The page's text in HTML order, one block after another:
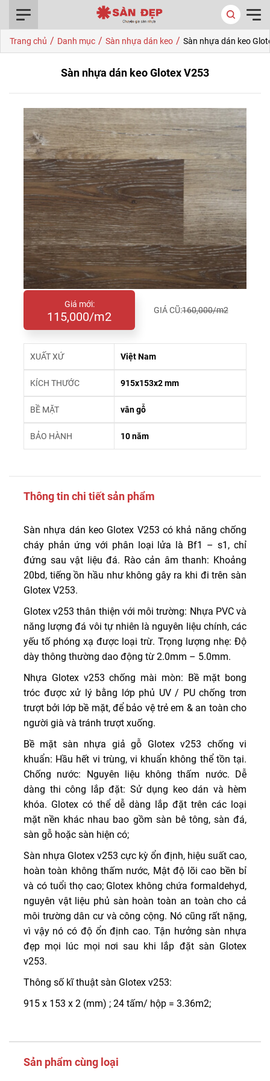
Trang chủ / Danh mục / Sàn nhựa dán keo / Sàn nhựa dán keo
Sàn nhựa dán keo Glotex V253
Giá mới:
115,000/m2 GIÁ CŨ:160,000/m2
XUẤT XỨ Việt Nam
KÍCH THƯỚC 915x153x2 mm
BỀ MẶT vân gỗ
BẢO HÀNH 10 năm
Thông tin chi tiết sản phẩm
Sàn nhựa dán keo Glotex V253 có khả năng chống
cháy phản ứng với phân loại lửa là Bf1 – s1, chỉ
đứng sau vật liệu đá. Rào cản âm thanh: Khoảng
20bd, tiếng ồn hầu như không gây ra khi đi trên sàn
Glotex V253.
Glotex v253 thân thiện với môi trường: Nhựa PVC và
năng lượng đá vôi tự nhiên là nguyên liệu chính, các
yếu tố phóng xạ được loại trừ. Trọng lượng nhẹ: Độ
dày thông thường dao động từ 2.0mm – 5.0mm.
Nhựa Glotex v253 chống mài mòn: Bề mặt bong
tróc được xử lý bằng lớp phủ UV / PU chống trơn
trượt bởi lớp bề mặt, để bảo vệ trẻ em & an toàn cho
người già và tránh trượt xuống.
Bề mặt sàn nhựa giả gỗ Glotex v253 chống vi
khuẩn: Hầu hết vi trùng, vi khuẩn không thể tồn tại.
Chống nước: Nguyên liệu không thấm nước. Dễ
dàng thi công lắp đặt: Sử dụng keo dán và hèm
khóa. Glotex có thể dễ dàng lắp đặt trên các loại
mặt nền khác nhau bao gồm sàn bê tông, sàn đá,
sàn gỗ hoặc sàn hiện có;
Sàn nhựa Glotex v253 cực kỳ ổn định, hiệu suất cao,
hoàn toàn không thấm nước, Mật độ lõi cao bền bỉ
và có tuổi thọ cao; Glotex không chứa formaldehyd,
nguyên vật liệu phủ sàn hoàn toàn an toàn cho cả
môi trường dân cư và công cộng. Nó cũng rất nặng,
vì vậy nó có độ ổn định cao. Tận hưởng sàn nhựa
đẹp mọi lúc mọi nơi sau khi lắp đặt sàn Glotex
v253.
Thông số kĩ thuật sàn Glotex v253:
915 x 153 x 2 (mm) ; 24 tấm/ hộp = 3.36m2;
Sản phẩm cùng loại